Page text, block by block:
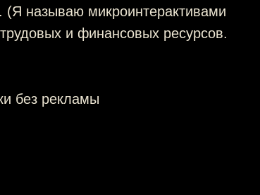
(Я называю микроинтерактивами
и финансовых ресурсов.
без рекламы